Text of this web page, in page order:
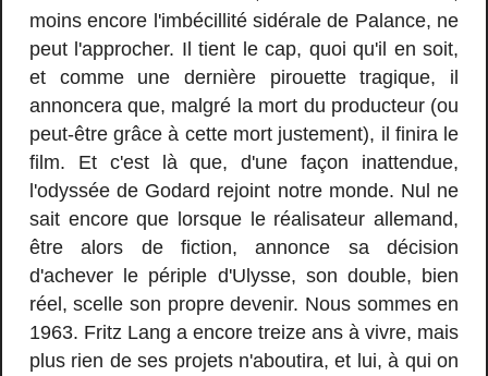
moins encore l'imbécillité sidérale de Palance, ne
peut l'approcher. Il tient le cap, quoi qu'il en soit,
et comme une dernière pirouette tragique, il
annoncera que, malgré la mort du producteur (ou
peut-être grâce à cette mort justement), il finira le
film. Et c'est là que, d'une façon inattendue,
l'odyssée de Godard rejoint notre monde. Nul ne
sait encore que lorsque le réalisateur allemand,
être alors de fiction, annonce sa décision
d'achever le périple d'Ulysse, son double, bien
réel, scelle son propre devenir. Nous sommes en
1963. Fritz Lang a encore treize ans à vivre, mais
plus rien de ses projets n'aboutira, et lui, à qui on